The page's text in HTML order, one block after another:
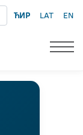
ЋИР LAT EN